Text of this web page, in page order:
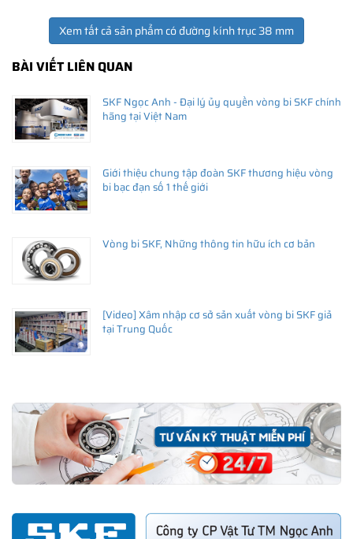
Xem tất cả sản phẩm có đường kính trục 38 mm
BÀI VIẾT LIÊN QUAN
SKF Ngọc Anh - Đại lý ủy quyền vòng bi SKF chính
hãng tại Việt Nam
Giới thiệu chung tập đoàn SKF thương hiệu vòng
bi bạc đạn số 1 thế giới
Vòng bi SKF, Những thông tin hữu ích cơ bản
[Video] Xâm nhập cơ sở sản xuất vòng bi SKF giả
tại Trung Quốc